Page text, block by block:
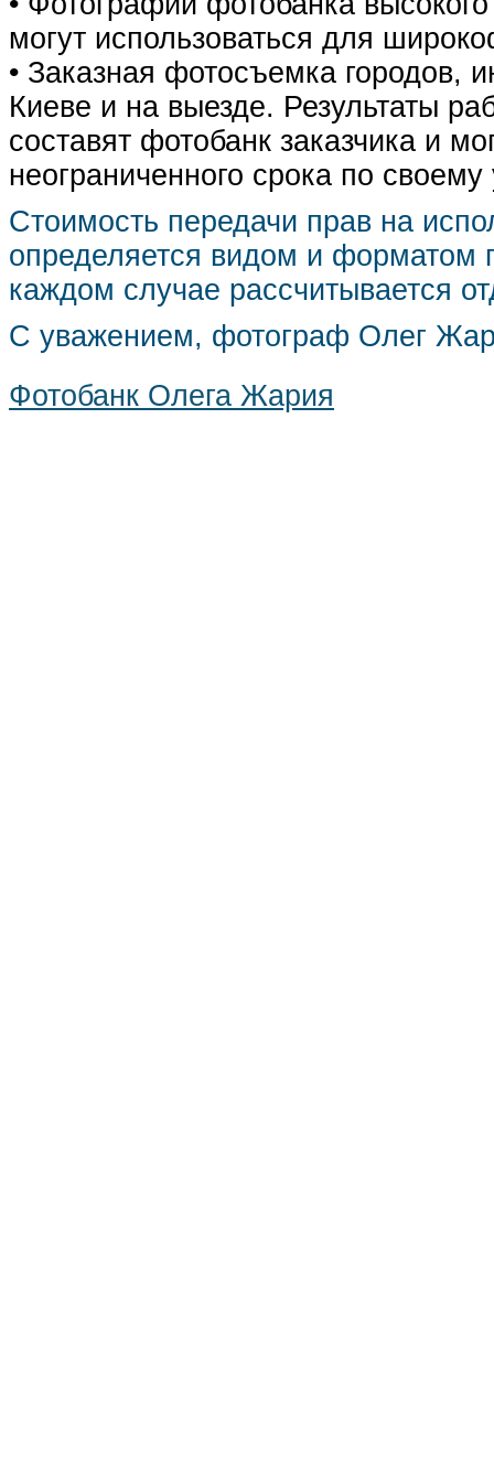
могут использоваться для
• Заказная фотосъемка городов,
Киеве и на выезде. Результаты
составят фотобанк заказчика и
неограниченного срока по
Стоимость передачи прав на
определяется видом и форматом
каждом случае рассчитывается
С уважением, фотограф Олег
Фотобанк Олега Жария